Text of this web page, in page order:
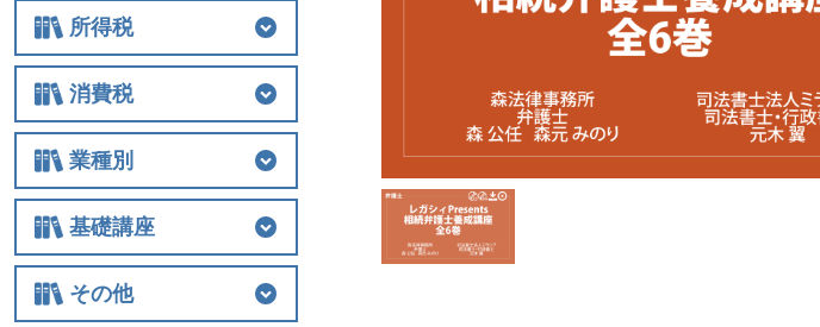
法人
法人税
経費
役員関連
特例
組織再編
解散・清算
税務調査
その他
所得税
所得税
所得税
譲渡
税務調査
その他
消費税
消費税
消費税
税務調査
その他
業種別
業種別
医業
農業
非営利法人
介護
税務調査
その他の業種
基礎講座
基礎講座
相続税
法人関連
その他